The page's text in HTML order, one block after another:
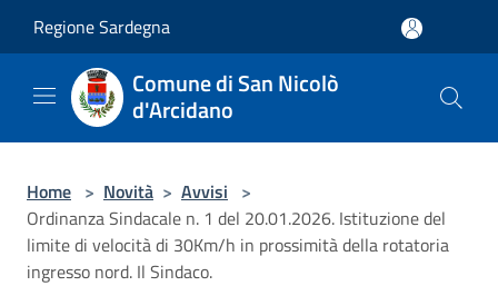
Regione Sardegna
Comune di San Nicolò
d'Arcidano
Home > Novità > Avvisi >
Ordinanza Sindacale n. 1 del 20.01.2026. Istituzione del
limite di velocità di 30Km/h in prossimità della rotatoria
ingresso nord. Il Sindaco.